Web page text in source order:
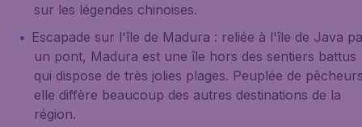
sur les légendes chinoises.
Escapade sur l'île de Madura : reliée à l'île de Java
un pont, Madura est une île hors des sentiers battus
qui dispose de très jolies plages. Peuplée de
elle diffère beaucoup des autres destinations de la
région.